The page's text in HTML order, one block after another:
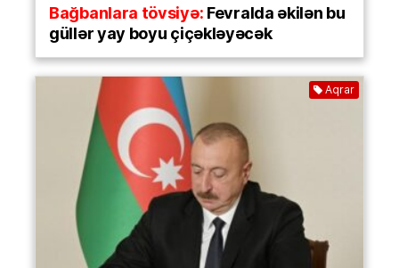
Bağbanlara tövsiyə:Fevralda əkilən bu
güllər yay boyu çiçəkləyəcək
Aqrar